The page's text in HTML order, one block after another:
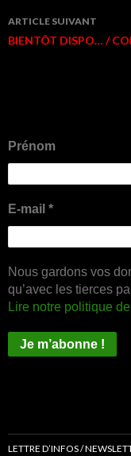
l’article
ARTICLE SUIVANT
BIENTÔT DISPO… /
Prénom
E-mail *
Nous gardons vos
qu’avec les tierces
Lire notre politique
LETTRE D’INFOS /